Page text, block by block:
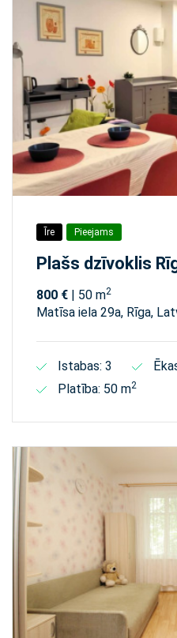
Īre Pieejams
Plašs dzīvoklis
800 € | 50 m2
Matīsa iela 29а, Rīga,
Istabas: 3
Platība: 50 m2